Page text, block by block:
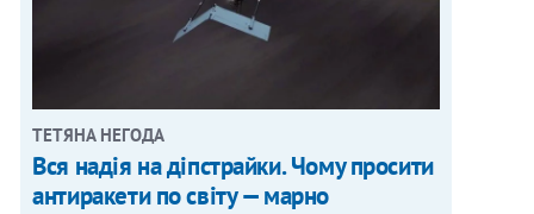
ТЕТЯНА НЕГОДА
Вся надія на діпстрайки. Чому просити
антиракети по світу — марно